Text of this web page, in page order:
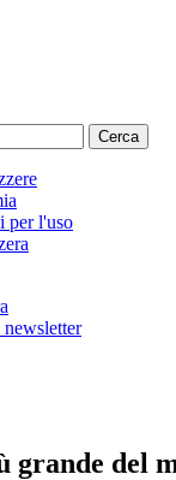
Cerca
per l'uso
del